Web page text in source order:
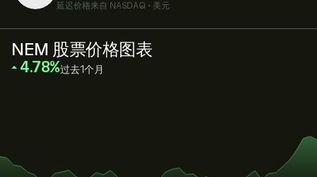
延迟价格来自 NASDAQ • 美元
NEM 股票价格图表
‎4.78‎ 过去1个月